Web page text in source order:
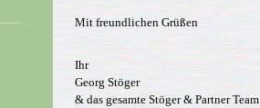
Mit freundlichen Grüßen
Ihr
Georg Stöger
& das gesamte Stöger & Partner Team